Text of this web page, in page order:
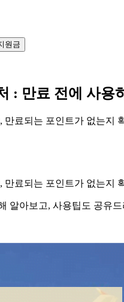
원금
: 만료 전에 사용
료되는 포인트가 없는지
료되는 포인트가 없는지
알아보고, 사용팁도 공유